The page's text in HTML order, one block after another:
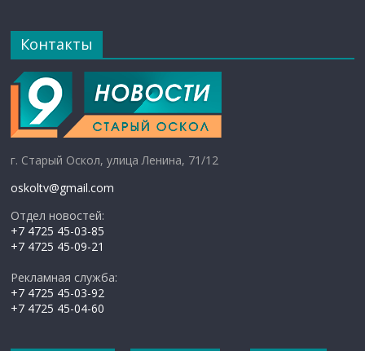
Контакты
г. Старый Оскол, улица Ленина, 71/12
oskoltv@gmail.com
Отдел новостей:
+7 4725 45-03-85
+7 4725 45-09-21
Рекламная служба:
+7 4725 45-03-92
+7 4725 45-04-60